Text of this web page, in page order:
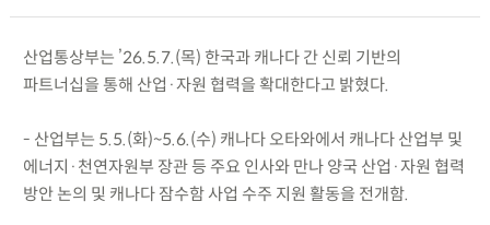
산업통상부는 ’26.5.7.(목) 한국과 캐나다 간 신뢰 기반의
파트너십을 통해 산업·자원 협력을 확대한다고 밝혔다.
- 산업부는 5.5.(화)~5.6.(수) 캐나다 오타와에서 캐나다 산업부 및
에너지·천연자원부 장관 등 주요 인사와 만나 양국 산업·자원 협력
방안 논의 및 캐나다 잠수함 사업 수주 지원 활동을 전개함.